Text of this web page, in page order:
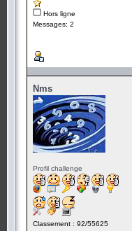
Hors ligne
Messages: 2
Nms
Profil challenge
Classement : 92/55625